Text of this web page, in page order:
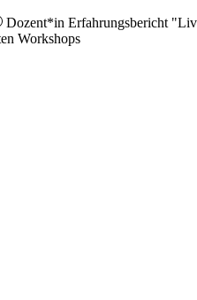
Dozent*in Erfahrungsbericht
Workshops